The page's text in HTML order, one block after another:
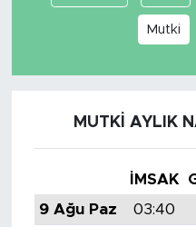
Mutki
MUTKI AYLIK
İMSAK
9 Ağu Paz
03:40